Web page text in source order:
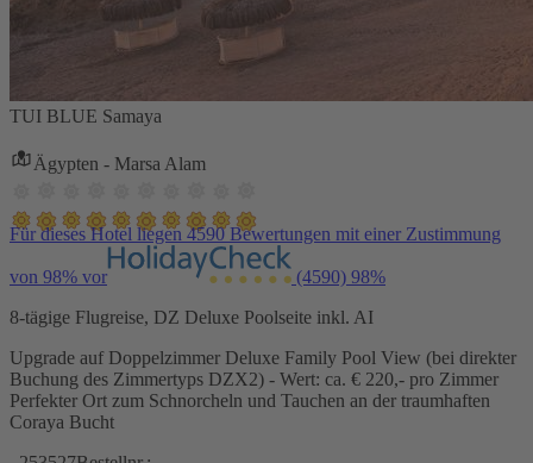
TUI BLUE Samaya
Ägypten - Marsa Alam
Für dieses Hotel liegen 4590 Bewertungen mit einer Zustimmung
von 98% vor (4590) 98%
8-tägige Flugreise, DZ Deluxe Poolseite inkl. AI
Upgrade auf Doppelzimmer Deluxe Family Pool View (bei direkter
Buchung des Zimmertyps DZX2) - Wert: ca. € 220,- pro Zimmer
Perfekter Ort zum Schnorcheln und Tauchen an der traumhaften
Coraya Bucht